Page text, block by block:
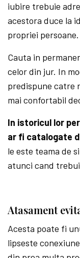
iubire trebuie
acestora duce la
propriei persoane.
Cauta in
celor din jur. In
predispune catre
mai confortabil
In istoricul lor
ar fi catalogate
le este teama de
atunci cand
Atasament
Acesta poate fi
lipseste